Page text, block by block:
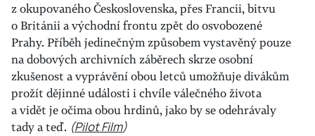
z okupovaného Československa, přes Francii, bitvu
o Británii a východní frontu zpět do osvobozené
Prahy. Příběh jedinečným způsobem vystavěný pouze
na dobových archivních záběrech skrze osobní
zkušenost a vyprávění obou letců umožňuje divákům
prožít dějinné události i chvíle válečného života
a vidět je očima obou hrdinů, jako by se odehrávaly
tady a teď. (Pilot Film)